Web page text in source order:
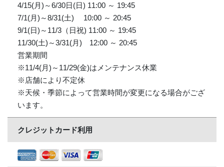
4/15(月)～6/30日(日) 11:00 ～ 19:45
7/1(月)～8/31(土) 10:00 ～ 20:45
9/1(日)～11/3（日祝) 11:00 ～ 19:45
11/30(土)～3/31(月) 12:00 ～ 20:45
営業期間
※11/4(月)～11/29(金)はメンテナンス休業
※店舗により不定休
※天候・季節によって営業時間が変更になる場合がござ
います。
クレジットカード利用